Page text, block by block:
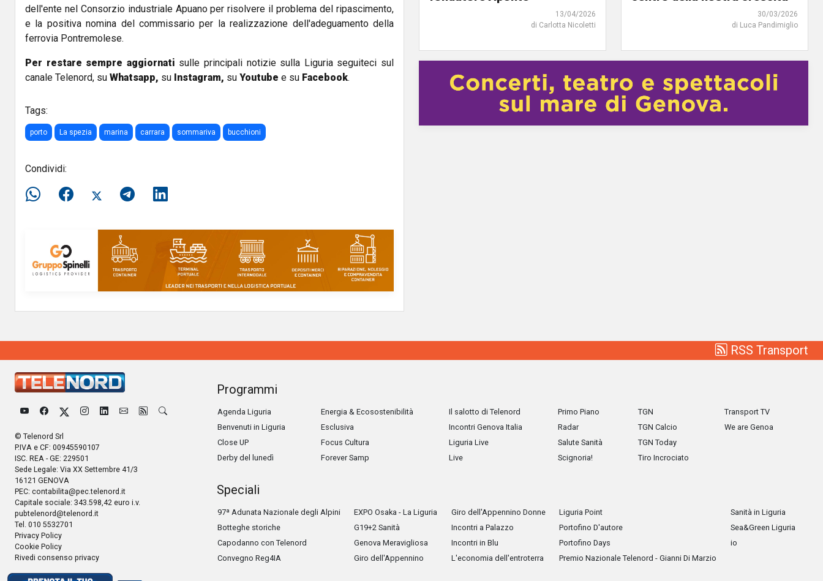
dell'ente nel Consorzio industriale Apuano per risolvere il problema del ripascimento,
e la positiva nomina del commissario per la realizzazione dell'adeguamento della
ferrovia Pontremolese.
Per restare sempre aggiornati sulle principali notizie sulla Liguria seguiteci sul
canale Telenord, su Whatsapp, su Instagram, su Youtube e su Facebook.
Tags:
porto La spezia marina carrara sommariva bucchioni
Condividi:
13/04/2026
di Carlotta Nicoletti
30/03/2026
di Luca Pandimiglio
RSS Transport
© Telenord Srl
P.IVA e CF: 00945590107
ISC. REA - GE: 229501
Sede Legale: Via XX Settembre 41/3
16121 GENOVA
PEC: contabilita@pec.telenord.it
Capitale sociale: 343.598,42 euro i.v.
pubtelenord@telenord.it
Tel. 010 5532701
Privacy Policy
Cookie Policy
Rivedi consenso privacy
Programmi
Agenda Liguria
Benvenuti in Liguria
Close UP
Derby del lunedì
Energia & Ecosostenibilità
Esclusiva
Focus Cultura
Forever Samp
Il salotto di Telenord
Incontri Genova Italia
Liguria Live
Live
Primo Piano
Radar
Salute Sanità
Scignoria!
TGN
TGN Calcio
TGN Today
Tiro Incrociato
Transport TV
We are Genoa
Speciali
97ª Adunata Nazionale degli Alpini
Botteghe storiche
Capodanno con Telenord
Convegno Reg4IA
EXPO Osaka - La Liguria
G19+2 Sanità
Genova Meravigliosa
Giro dell'Appennino
Giro dell'Appennino Donne
Incontri a Palazzo
Incontri in Blu
L'economia dell'entroterra
Liguria Point
Portofino D'autore
Portofino Days
Premio Nazionale Telenord - Gianni Di Marzio
Sanità in Liguria
Sea&Green Liguria
io